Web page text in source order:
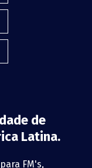
de
Latina.
FM's,